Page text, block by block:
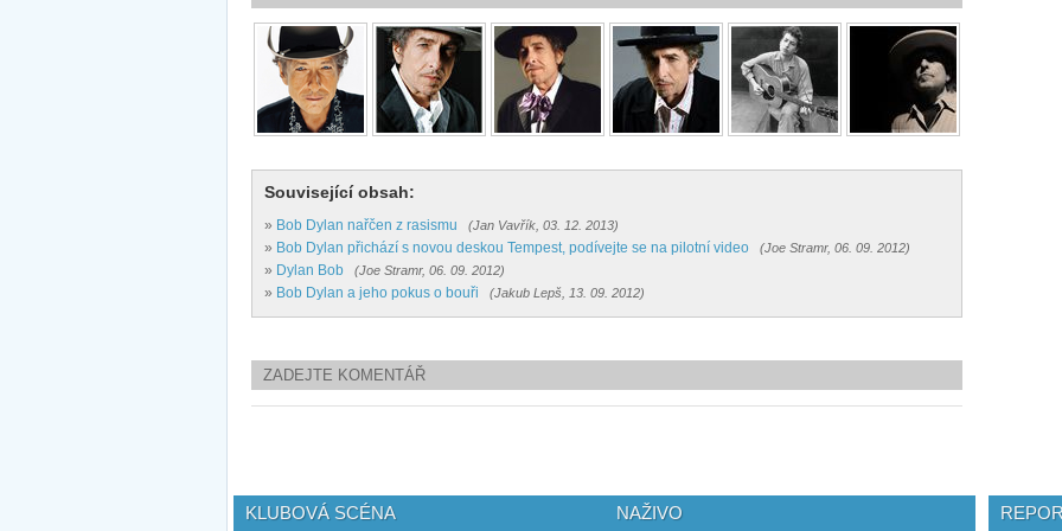
Související obsah:
» Bob Dylan nařčen z rasismu (Jan Vavřík, 03. 12. 2013)
» Bob Dylan přichází s novou deskou Tempest, podívejte se na pilotní video (Joe Stramr, 06. 09. 2012)
» Dylan Bob (Joe Stramr, 06. 09. 2012)
» Bob Dylan a jeho pokus o bouři (Jakub Lepš, 13. 09. 2012)
ZADEJTE KOMENTÁŘ
KLUBOVÁ SCÉNA NAŽIVO